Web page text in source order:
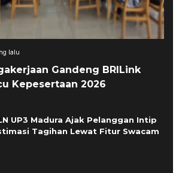
lalu
Gandeng BRILink
Kepesertaan 2026
UP3 Madura Ajak Pelanggan Intip
Tagihan Lewat Fitur Swacam